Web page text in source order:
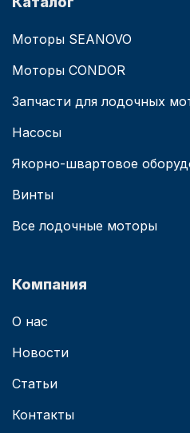
Моторы SEANOVO
Моторы CONDOR
Запчасти для лодочных
Насосы
Якорно-швартовое
Винты
Все лодочные моторы
Компания
О нас
Новости
Статьи
Контакты